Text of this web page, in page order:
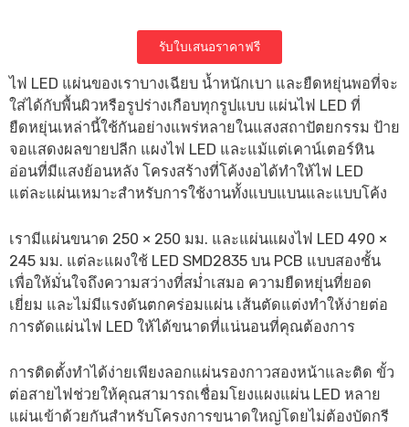
รับใบเสนอราคาฟรี
ไฟ LED แผ่นของเราบางเฉียบ น้ำหนักเบา และยืดหยุ่นพอที่จะ
ใส่ได้กับพื้นผิวหรือรูปร่างเกือบทุกรูปแบบ แผ่นไฟ LED ที่
ยืดหยุ่นเหล่านี้ใช้กันอย่างแพร่หลายในแสงสถาปัตยกรรม ป้าย
จอแสดงผลขายปลีก แผงไฟ LED และแม้แต่เคาน์เตอร์หิน
อ่อนที่มีแสงย้อนหลัง โครงสร้างที่โค้งงอได้ทำให้ไฟ LED
แต่ละแผ่นเหมาะสำหรับการใช้งานทั้งแบบแบนและแบบโค้ง
เรามีแผ่นขนาด 250 × 250 มม. และแผ่นแผงไฟ LED 490 ×
245 มม. แต่ละแผงใช้ LED SMD2835 บน PCB แบบสองชั้น
เพื่อให้มั่นใจถึงความสว่างที่สม่ำเสมอ ความยืดหยุ่นที่ยอด
เยี่ยม และไม่มีแรงดันตกคร่อมแผ่น เส้นตัดแต่งทำให้ง่ายต่อ
การตัดแผ่นไฟ LED ให้ได้ขนาดที่แน่นอนที่คุณต้องการ
การติดตั้งทำได้ง่ายเพียงลอกแผ่นรองกาวสองหน้าและติด ขั้ว
ต่อสายไฟช่วยให้คุณสามารถเชื่อมโยงแผงแผ่น LED หลาย
แผ่นเข้าด้วยกันสำหรับโครงการขนาดใหญ่โดยไม่ต้องบัดกรี